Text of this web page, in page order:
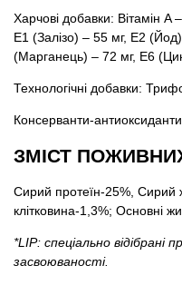
Харчові добавки: Вітамін A
E1 (Залізо) – 55 мг, E2
(Марганець) – 72 мг, E6
Технологічні добавки:
Консерванти-антиоксиданти.
ЗМІСТ
Сирий протеїн-25%,
клітковина-1,3%; Основні
*LIP: спеціально
засвоюваності.